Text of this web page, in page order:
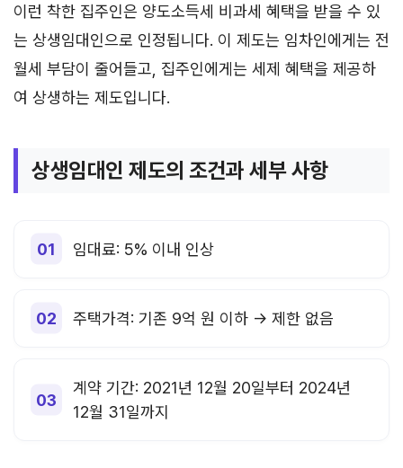
이런 착한 집주인은 양도소득세 비과세 혜택을 받을 수 있
는 상생임대인으로 인정됩니다. 이 제도는 임차인에게는 전
월세 부담이 줄어들고, 집주인에게는 세제 혜택을 제공하
여 상생하는 제도입니다.
상생임대인 제도의 조건과 세부 사항
임대료: 5% 이내 인상
주택가격: 기존 9억 원 이하 → 제한 없음
계약 기간: 2021년 12월 20일부터 2024년
12월 31일까지